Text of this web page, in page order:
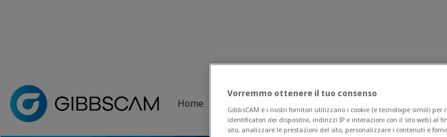
Home
Home> Notizie ed Eventi > Eventi
I nostri prossimi eventi, tra cui fiere, mostre e incontri in tutto il mondo.
Vorremmo ottenere il tuo consenso
GibbsCAM e i nostri fornitori utilizzano i cookie (e tecnologie simili)
identificatori dei dispositivi, indirizzi IP e interazioni con il sito web) al
sito, analizzare le prestazioni del sito, personalizzare i contenuti e